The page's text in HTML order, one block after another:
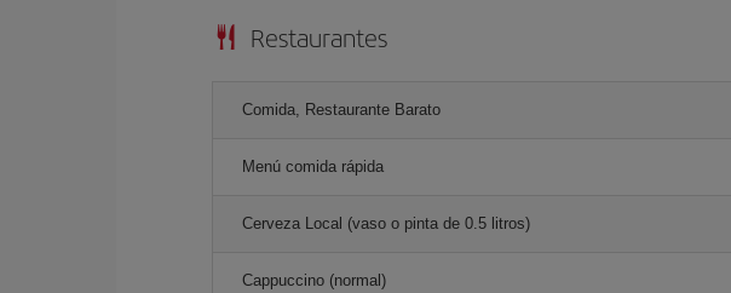
Restaurantes
Comida, Restaurante Barato
Menú comida rápida
Cerveza Local (vaso o pinta de 0.5 litros)
Cappuccino (normal)